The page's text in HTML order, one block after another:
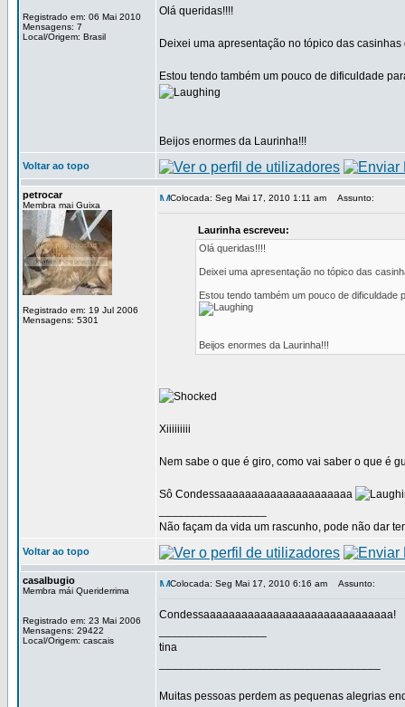
Registrado em: 06 Mai 2010
Mensagens: 7
Local/Origem: Brasil
Olá queridas!!!!
Deixei uma apresentação no tópico das
Estou tendo também um pouco de dificuldade
Beijos enormes da Laurinha!!!
Voltar ao topo
petrocar
Membra mai Guixa
Registrado em: 19 Jul 2006
Mensagens: 5301
Colocada: Seg Mai 17, 2010 1:11 am Assunto:
Laurinha escreveu:
Olá queridas!!!!
Deixei uma apresentação no tópico das
Estou tendo também um pouco de
Beijos enormes da Laurinha!!!
Xiiiiiiiii
Nem sabe o que é giro, como vai saber o que é
Sô Condessaaaaaaaaaaaaaaaaaaaaa
Não façam da vida um rascunho, pode não dar
Voltar ao topo
casalbugio
Membra mái Queriderrima
Registrado em: 23 Mai 2006
Mensagens: 29422
Local/Origem: cascais
Colocada: Seg Mai 17, 2010 6:16 am Assunto:
Condessaaaaaaaaaaaaaaaaaaaaaaaaaaaaaa!
tina
Muitas pessoas perdem as pequenas alegrias